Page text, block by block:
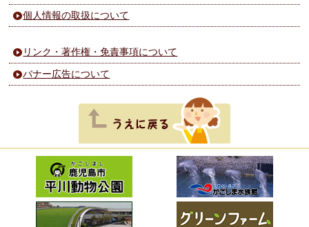
個人情報の取扱について
リンク・著作権・免責事項について
バナー広告について